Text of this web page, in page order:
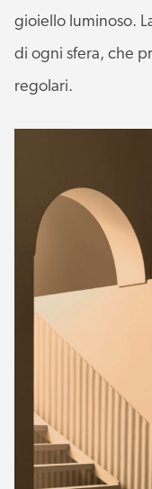
gioiello luminoso.
di ogni sfera, che
regolari.